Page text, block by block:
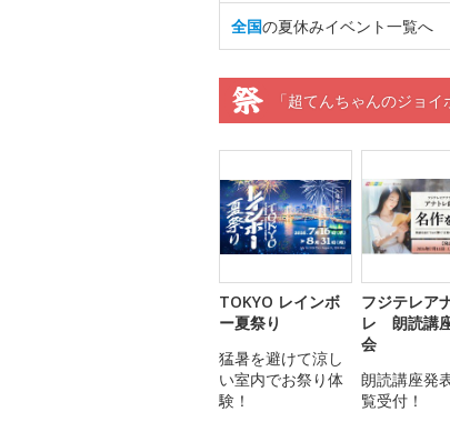
全国の夏休みイベント一覧へ
「超てんちゃんのジョ
TOKYO レインボ
ー夏祭り
猛暑を避けて涼し
い室内でお祭り体
験！
フジテレア
レ 朗読講
会
朗読講座発
覧受付！